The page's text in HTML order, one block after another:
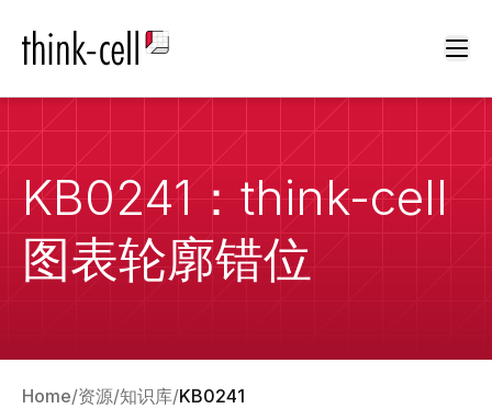
KB0241：think-cell
图表轮廓错位
Home 资源 知识库 KB0241